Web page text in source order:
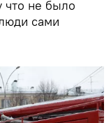
что не было
сами